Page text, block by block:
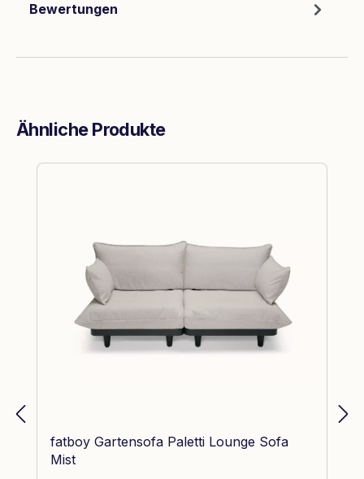
Bewertungen
Ähnliche Produkte
Produktgalerie überspringen
fatboy Gartensofa Paletti Lounge Sofa
Mist